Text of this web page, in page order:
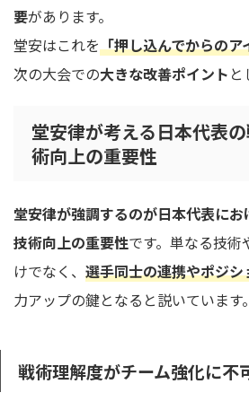
要があります。
堂安はこれを「押し込んでからのア
次の大会での大きな改善ポイント と
堂安律が考える日本代表
術向上の重要性
堂安律が強調するのが日本代表に
技術向上の重要性です。単なる技
けでなく、 選手同士の連携やポジ
力アップの鍵となると説いています。
戦術理解度がチーム強化に不